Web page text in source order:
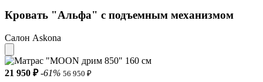
Кровать "Альфа" с подъемным механизмом
Салон Askona
21 950 ₽ -61% 56 950 ₽